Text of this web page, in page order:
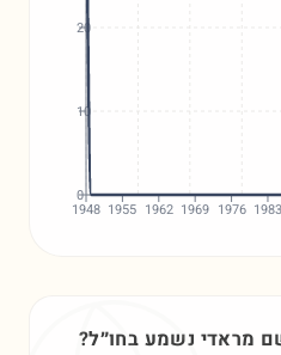
1948 1955 1962 1969 1976 1983
0
10
20
מראדי נשמע בחו״ל?